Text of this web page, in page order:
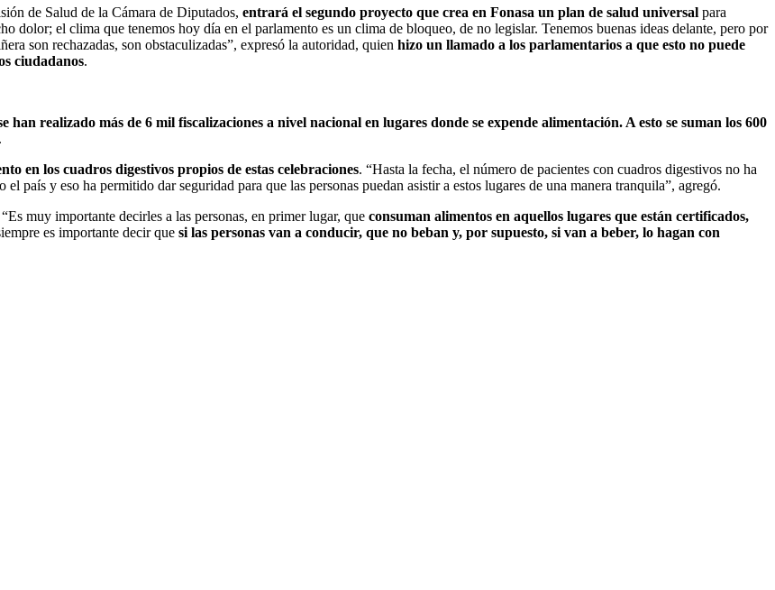
de Salud de la Cámara de Diputados, entrará el segundo proyecto que crea en Fonasa un plan de salud universal para
dolor; el clima que tenemos hoy día en el parlamento es un clima de bloqueo, de no legislar. Tenemos buenas ideas delante, pero por
son rechazadas, son obstaculizadas”, expresó la autoridad, quien hizo un llamado a los parlamentarios a que esto no puede
ciudadanos.
han realizado más de 6 mil fiscalizaciones a nivel nacional en lugares donde se expende alimentación. A esto se suman los 600
en los cuadros digestivos propios de estas celebraciones. “Hasta la fecha, el número de pacientes con cuadros digestivos no ha
país y eso ha permitido dar seguridad para que las personas puedan asistir a estos lugares de una manera tranquila”, agregó.
muy importante decirles a las personas, en primer lugar, que consuman alimentos en aquellos lugares que están certificados,
es importante decir que si las personas van a conducir, que no beban y, por supuesto, si van a beber, lo hagan con